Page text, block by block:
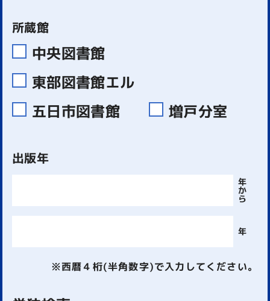
所蔵館
中央図書館
東部図書館エル
五日市図書館
増戸分室
出版年
年
か
ら
年
※西暦４桁(半角数字)で入力してください。